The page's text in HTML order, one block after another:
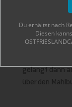
Weener
Von der
gelangt dann
über den
Du erhältst nach
Diesen